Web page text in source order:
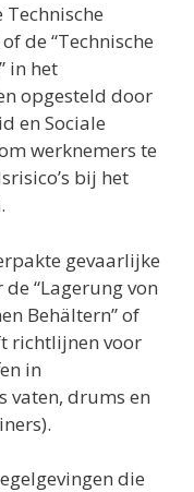
de “Technische
in het
opgesteld door
en Sociale
werknemers te
bij het
gevaarlijke
“Lagerung von
Behältern” of
richtlijnen voor
in
vaten, drums en
die